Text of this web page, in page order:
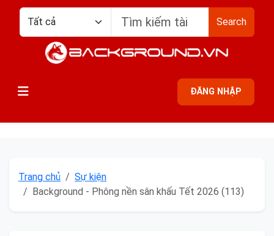
Search
ĐĂNG NHẬP
Trang chủ
Sự kiện
Background - Phông nền sân khấu Tết 2026 (113)